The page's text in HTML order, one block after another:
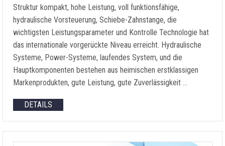
Struktur kompakt, hohe Leistung, voll funktionsfähige,
hydraulische Vorsteuerung, Schiebe-Zahnstange, die
wichtigsten Leistungsparameter und Kontrolle Technologie hat
das internationale vorgerückte Niveau erreicht. Hydraulische
Systeme, Power-Systeme, laufendes System, und die
Hauptkomponenten bestehen aus heimischen erstklassigen
Markenprodukten, gute Leistung, gute Zuverlässigkeit …
DETAILS